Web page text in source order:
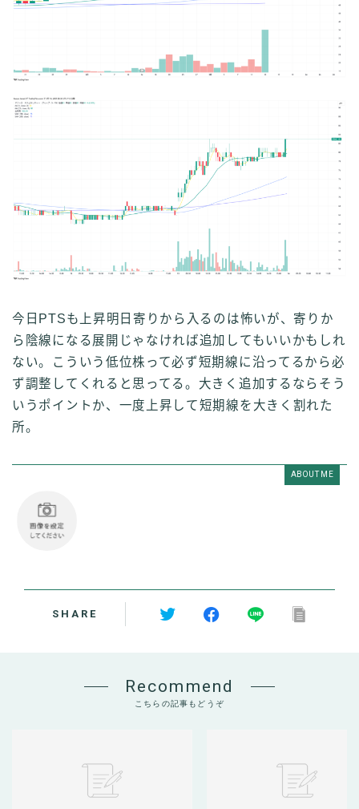
今日PTSも上昇明日寄りから入るのは怖いが、寄りか
ら陰線になる展開じゃなければ追加してもいいかもしれ
ない。こういう低位株って必ず短期線に沿ってるから必
ず調整してくれると思ってる。大きく追加するならそう
いうポイントか、一度上昇して短期線を大きく割れた
所。
ABOUT ME
SHARE
Recommend
こちらの記事もどうぞ